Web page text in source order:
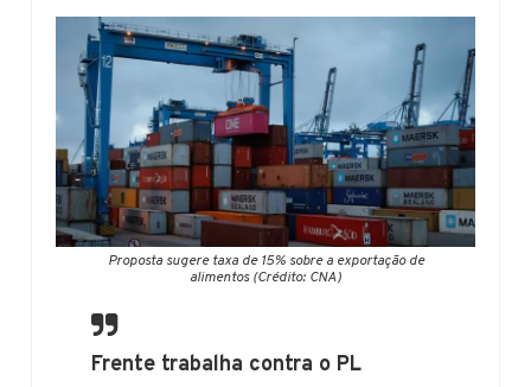
Proposta sugere taxa de 15% sobre a exportação de
alimentos (Crédito: CNA)
Frente trabalha contra o PL